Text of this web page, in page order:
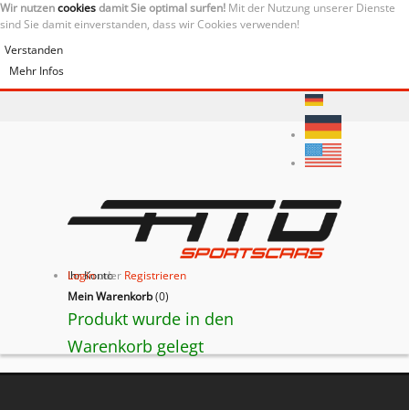
Wir nutzencookiesdamit Sie optimal surfen! Mit der Nutzung unserer Dienste
sind Sie damit einverstanden, dass wir Cookies verwenden!
Verstanden
Mehr Infos
Ihr Konto
Loginoder Registrieren
Mein Warenkorb(0)
Produkt wurde in den
Warenkorb gelegt